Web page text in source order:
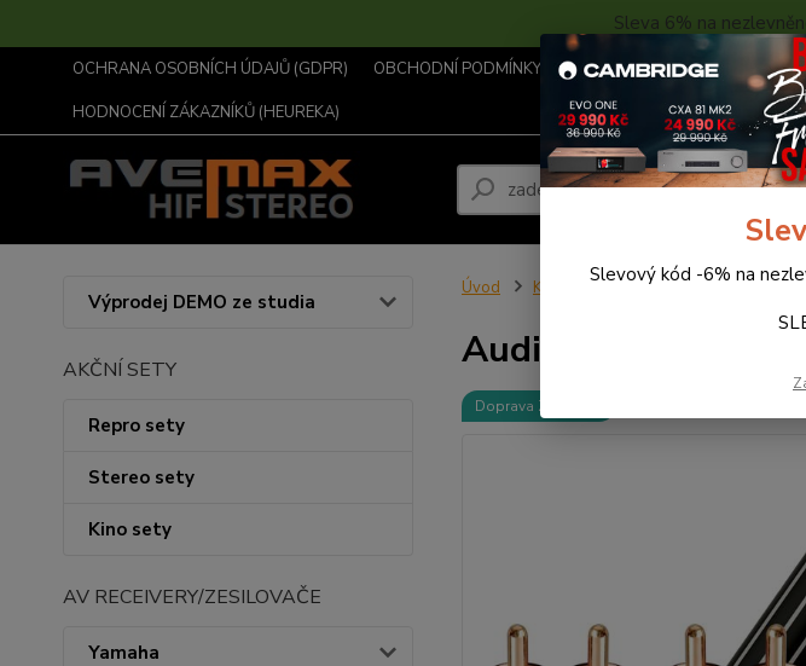
Sleva 6% na
OCHRANA OSOBNÍCH ÚDAJŮ (GDPR) OBCHODNÍ PODMÍNKY ... KONTAKTY O NÁS
HODNOCENÍ ZÁKAZNÍKŮ (HEUREKA)
Výprodej DEMO ze studia
AKČNÍ SETY
Repro sety
Stereo sety
Kino sety
AV RECEIVERY/ZESILOVAČE
Yamaha
Úvod Kabely Audioquest Tower RR
Audioquest Tower
Doprava ZDARMA
Slevový kód -6% na